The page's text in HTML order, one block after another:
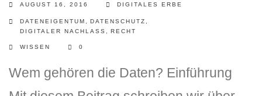
AUGUST 16, 2016 DIGITALES ERBE
DATENEIGENTUM DATENSCHUTZ
DIGITALER NACHLASS
RECHT
WISSEN 0
Wem gehören die Daten? Einführung